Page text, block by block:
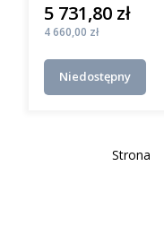
Cena
5 731,80 zł
Cena
4 660,00 zł
Niedostępny
Strona